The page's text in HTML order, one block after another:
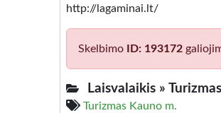
http://lagaminai.lt/
Skelbimo ID: 193172
Laisvalaikis »
Turizmas Kauno m.